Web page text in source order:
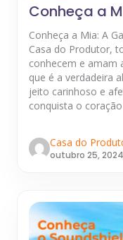
Conheça a
Conheça a Mia: A
Casa do Produtor,
conhecem e amam
que é a verdadeira
jeito carinhoso e
conquista o
Casa do
outubro 25, 2024